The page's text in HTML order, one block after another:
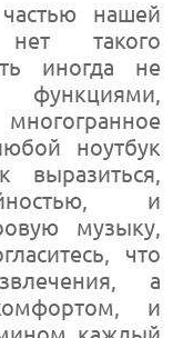
нашей
такого
иногда не
ноутбук
выразиться,
и
музыку,
что
а
и